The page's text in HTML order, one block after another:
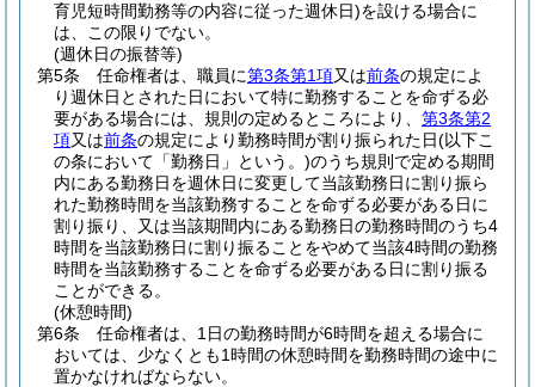
育児短時間勤務等の内容に従った週休日)を設ける場合に
は、この限りでない。
(週休日の振替等)
第5条
任命権者は、職員に第3条第1項又は前条の規定によ
り週休日とされた日において特に勤務することを命ずる必
要がある場合には、規則の定めるところにより、 第3条第2
項又は前条の規定により勤務時間が割り振られた日(以下こ
の条において「勤務日」という。)のうち規則で定める期間
内にある勤務日を週休日に変更して当該勤務日に割り振ら
れた勤務時間を当該勤務することを命ずる必要がある日に
割り振り、又は当該期間内にある勤務日の勤務時間のうち4
時間を当該勤務日に割り振ることをやめて当該4時間の勤務
時間を当該勤務することを命ずる必要がある日に割り振る
ことができる。
(休憩時間)
第6条
任命権者は、1日の勤務時間が6時間を超える場合に
おいては、少なくとも1時間の休憩時間を勤務時間の途中に
置かなければならない。